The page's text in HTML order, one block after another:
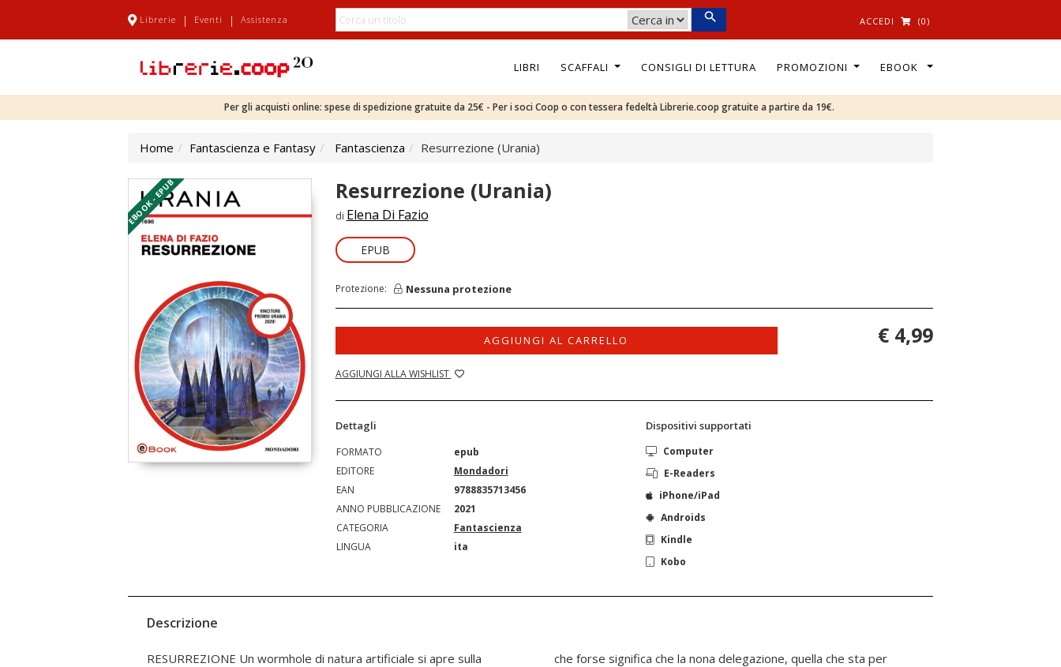
Librerie | Eventi | Assistenza ACCEDI (0)
LIBRI SCAFFALI CONSIGLI DI LETTURA PROMOZIONI EBOOK
Per gli acquisti online: spese di spedizione gratuite da 25€ - Per i soci Coop o con tessera fedeltà Librerie.coop gratuite a partire da 19€.
Home Fantascienza e Fantasy Fantascienza Resurrezione (Urania)
EBOOK - EPUB Resurrezione (Urania)
di Elena Di Fazio
EPUB
Protezione: Nessuna protezione
AGGIUNGI AL CARRELLO
AGGIUNGI ALLA WISHLIST
€ 4,99
Dettagli
FORMATO
epub
EDITORE
Mondadori
EAN
9788835713456
ANNO PUBBLICAZIONE
2021
CATEGORIA
Fantascienza
LINGUA
ita
Dispositivi supportati
Computer
E-Readers
iPhone/iPad
Androids
Kindle
Kobo
Descrizione
RESURREZIONE Un wormhole di natura artificiale si apre sulla
che forse significa che la nona delegazione, quella che sta per